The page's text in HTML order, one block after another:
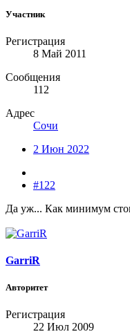
Участник
Регистрация
8 Май 2011
Сообщения
112
Адрес
Сочи
2 Июн 2022
#122
Да уж... Как минимум
GarriR
Авторитет
Регистрация
22 Июл 2009